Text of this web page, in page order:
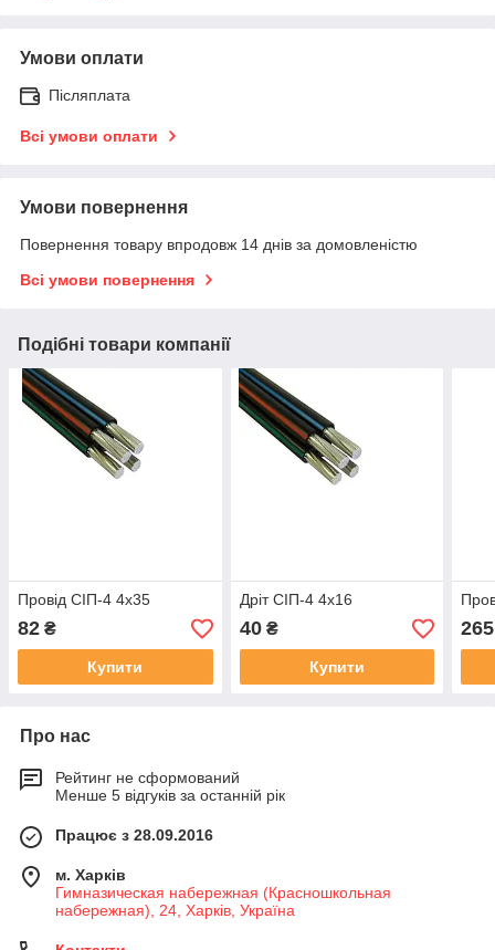
Умови оплати
Післяплата
Всі умови оплати
Умови повернення
Повернення товару впродовж 14 днів за домовленістю
Всі умови повернення
Подібні товари компанії
Провід СІП-4 4х35
82 ₴
Купити
Дріт СІП-4 4х16
40₴
Купити
265
Про нас
Рейтинг не сформований
Менше 5 відгуків за останній рік
Працює з 28.09.2016
м. Харків
Гимназическая набережная (Красношкольная
набережная), 24, Харків, Україна